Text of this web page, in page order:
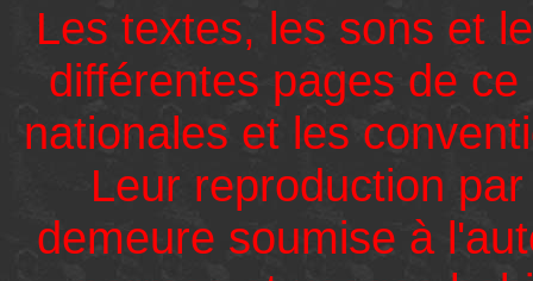
Les textes, les sons et
différentes pages de
nationales et les
Leur reproduction
demeure soumise à